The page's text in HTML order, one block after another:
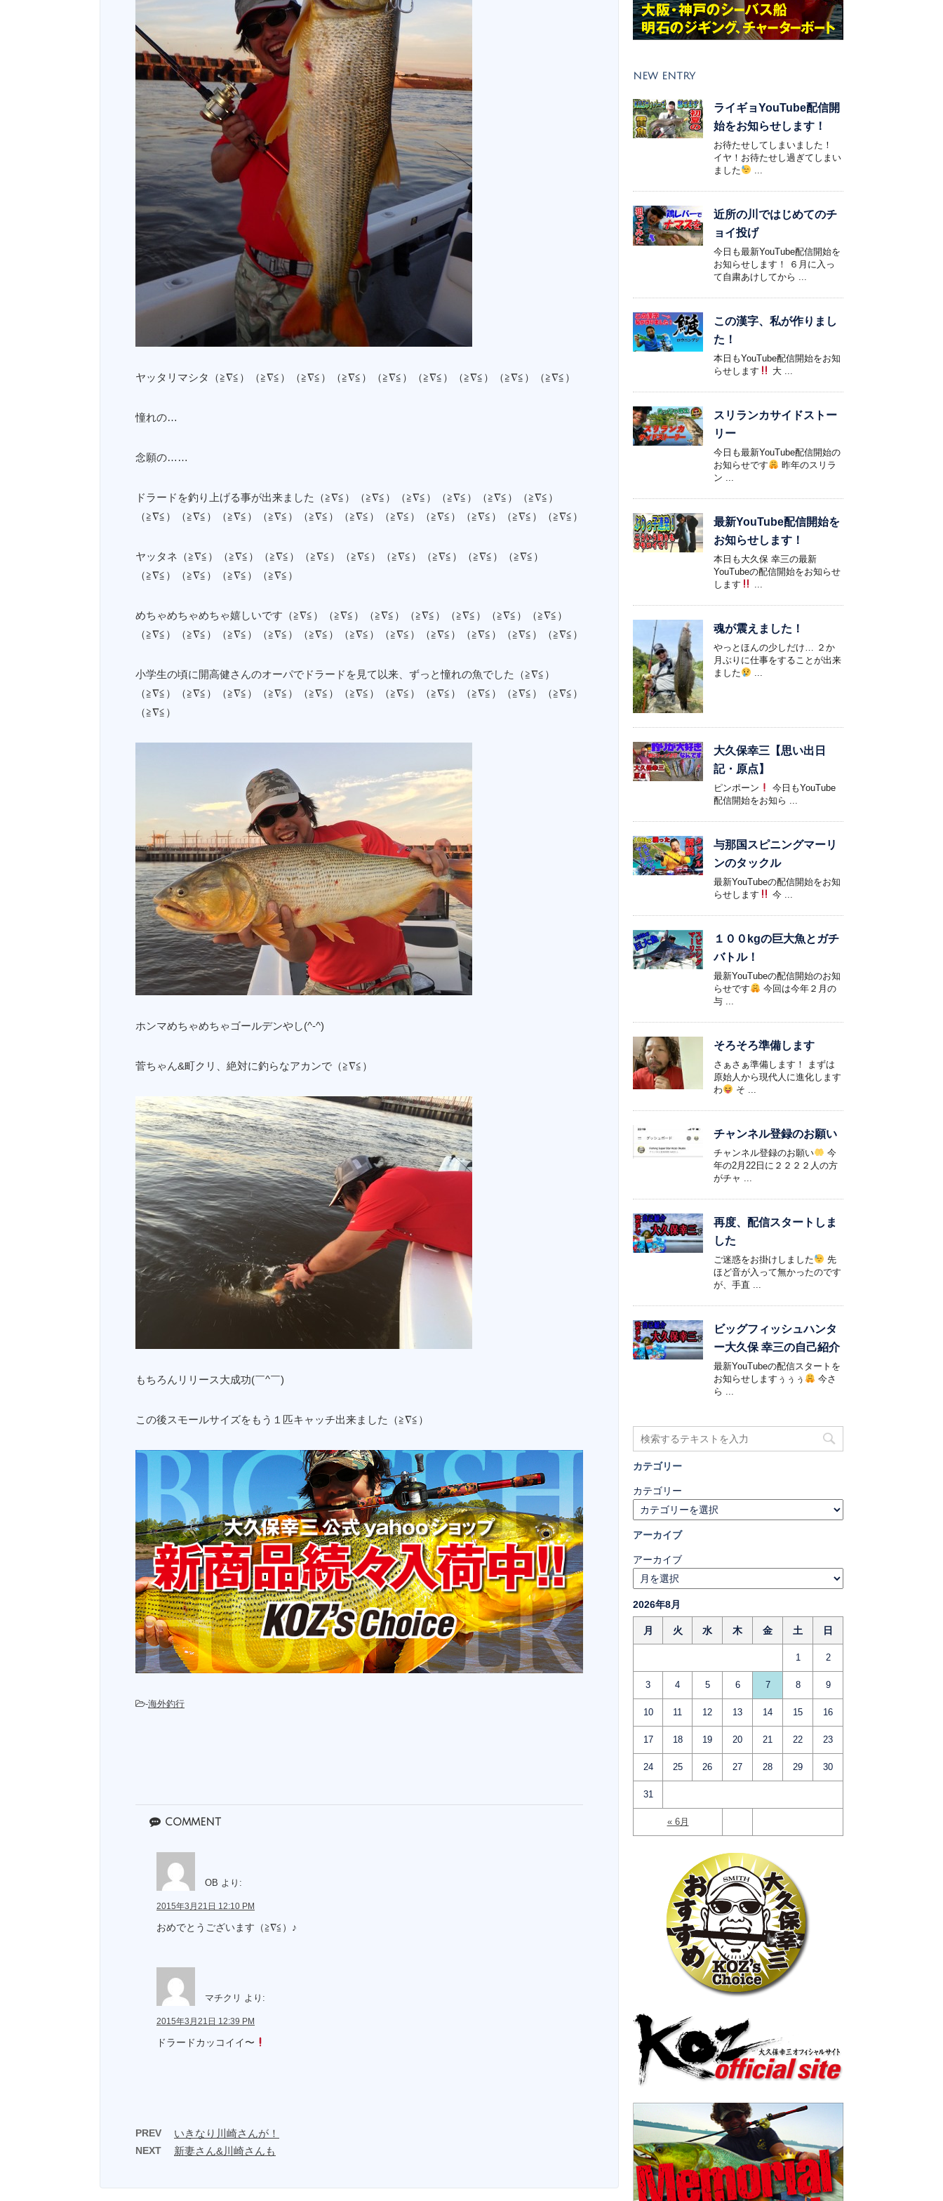
ヤッタリマシタ（≧∇≦）（≧∇≦）（≧∇≦）（≧∇≦）（≧∇≦）（≧∇≦）（≧∇≦）（≧∇≦）（≧∇≦）
憧れの…
念願の……
ドラードを釣り上げる事が出来ました（≧∇≦）（≧∇≦）（≧∇≦）（≧∇≦）（≧∇≦）（≧∇≦）
（≧∇≦）（≧∇≦）（≧∇≦）（≧∇≦）（≧∇≦）（≧∇≦）（≧∇≦）（≧∇≦）（≧∇≦）（≧∇≦）（≧∇≦）
ヤッタネ（≧∇≦）（≧∇≦）（≧∇≦）（≧∇≦）（≧∇≦）（≧∇≦）（≧∇≦）（≧∇≦）（≧∇≦）
（≧∇≦）（≧∇≦）（≧∇≦）（≧∇≦）
めちゃめちゃめちゃ嬉しいです（≧∇≦）（≧∇≦）（≧∇≦）（≧∇≦）（≧∇≦）（≧∇≦）（≧∇≦）
（≧∇≦）（≧∇≦）（≧∇≦）（≧∇≦）（≧∇≦）（≧∇≦）（≧∇≦）（≧∇≦）（≧∇≦）（≧∇≦）（≧∇≦）
小学生の頃に開高健さんのオーパでドラードを見て以来、ずっと憧れの魚でした（≧∇≦）
（≧∇≦）（≧∇≦）（≧∇≦）（≧∇≦）（≧∇≦）（≧∇≦）（≧∇≦）（≧∇≦）（≧∇≦）（≧∇≦）（≧∇≦）
（≧∇≦）
ホンマめちゃめちゃゴールデンやし(^-^)
菅ちゃん&町クリ、絶対に釣らなアカンで（≧∇≦）
もちろんリリース大成功(￣^￣)ゞ
この後スモールサイズをもう１匹キャッチ出来ました（≧∇≦）
-海外釣行
comment
OB より:
2015年3月21日 12:10 PM
おめでとうございます（≧∇≦）♪
マチクリ より:
2015年3月21日 12:39 PM
ドラードカッコイイ〜
PREV いきなり川崎さんが！
NEXT 新妻さん&川崎さんも
NEW ENTRY
ライギョYouTube配信開
始をお知らせします！
お待たせしてしまいました！
イヤ！お待たせし過ぎてしまい
ました
...
近所の川ではじめてのチ
ョイ投げ
今日も最新YouTube配信開始を
お知らせします！ ６月に入っ
て自粛あけしてから ...
この漢字、私が作りまし
た！
本日もYouTube配信開始をお知
らせします
大 ...
スリランカサイドストー
リー
今日も最新YouTube配信開始の
お知らせです
昨年のスリラ
ン ...
最新YouTube配信開始を
お知らせします！
本日も大久保 幸三の最新
YouTubeの配信開始をお知らせ
します
...
魂が震えました！
やっとほんの少しだけ… ２か
月ぶりに仕事をすることが出来
ました
...
大久保幸三【思い出日
記・原点】
ピンポーン
今日もYouTube
配信開始をお知ら ...
与那国スピニングマーリ
ンのタックル
最新YouTubeの配信開始をお知
らせします
今 ...
１００kgの巨大魚とガチ
バトル！
最新YouTubeの配信開始のお知
らせです
今回は今年２月の
与 ...
そろそろ準備します
さぁさぁ準備します！ まずは
原始人から現代人に進化します
わ
そ ...
チャンネル登録のお願い
チャンネル登録のお願い
今
年の2月22日に２２２２人の方
がチャ ...
再度、配信スタートしま
した
ご迷惑をお掛けしました
先
ほど音が入って無かったのです
が、手直 ...
ビッグフィッシュハンタ
ー大久保 幸三の自己紹介
最新YouTubeの配信スタートを
お知らせしますぅぅぅ
今さ
ら ...
カテゴリー
カテゴリー
アーカイブ
アーカイブ
2026年8月
月 火 水 木 金 土 日
« 6月
1 2
3 4 5 6 7 8 9
10 11 12 13 14 15 16
17 18 19 20 21 22 23
24 25 26 27 28 29 30
31